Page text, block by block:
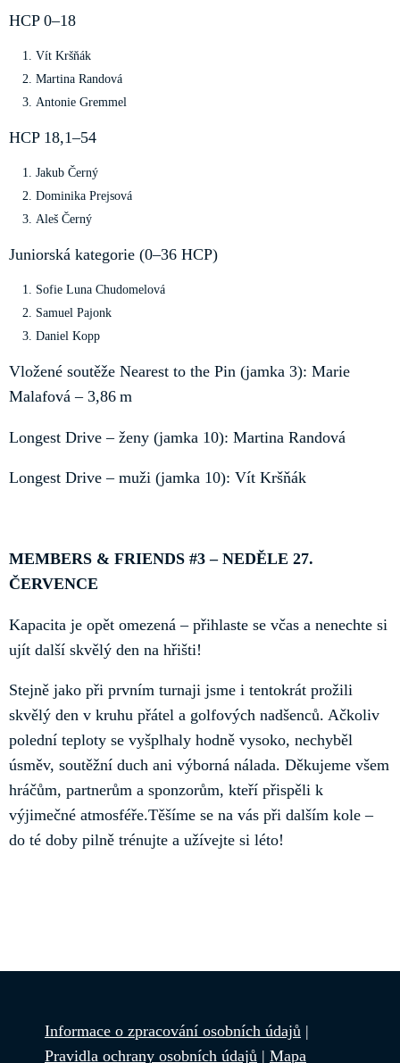
HCP 0–18
Vít Kršňák
Martina Randová
Antonie Gremmel
HCP 18,1–54
Jakub Černý
Dominika Prejsová
Aleš Černý
Juniorská kategorie (0–36 HCP)
Sofie Luna Chudomelová
Samuel Pajonk
Daniel Kopp
Vložené soutěže Nearest to the Pin (jamka 3): Marie
Malafová – 3,86 m
Longest Drive – ženy (jamka 10): Martina Randová
Longest Drive – muži (jamka 10): Vít Kršňák
MEMBERS & FRIENDS #3 – NEDĚLE 27.
ČERVENCE
Kapacita je opět omezená – přihlaste se včas a nenechte si
ujít další skvělý den na hřišti!
Stejně jako při prvním turnaji jsme i tentokrát prožili
skvělý den v kruhu přátel a golfových nadšenců. Ačkoliv
polední teploty se vyšplhaly hodně vysoko, nechyběl
úsměv, soutěžní duch ani výborná nálada. Děkujeme všem
hráčům, partnerům a sponzorům, kteří přispěli k
výjimečné atmosféře.Těšíme se na vás při dalším kole –
do té doby pilně trénujte a užívejte si léto!
Informace o zpracování osobních údajů |
Pravidla ochrany osobních údajů | Mapa